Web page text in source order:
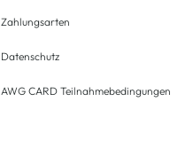
Zahlungsarten
Datenschutz
AWG CARD Teilnahmebedingungen